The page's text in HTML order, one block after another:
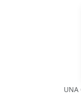
UNA